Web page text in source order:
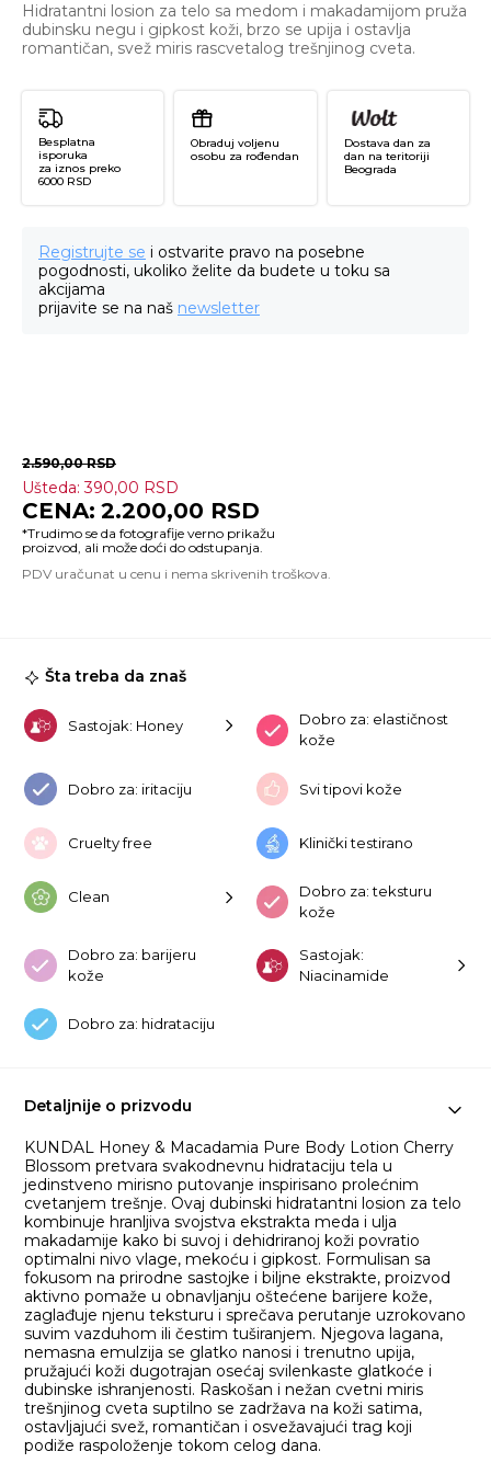
Hidratantni losion za telo sa medom i makadamijom pruža
dubinsku negu i gipkost koži, brzo se upija i ostavlja
romantičan, svež miris rascvetalog trešnjinog cveta.
Besplatna
isporuka
za iznos preko
6000 RSD
Obraduj voljenu
osobu za rođendan
Dostava dan za
dan na teritoriji
Beograda
Registrujte se i ostvarite pravo na posebne
pogodnosti, ukoliko želite da budete u toku sa
akcijama
prijavite se na naš newsletter
2.590,00RSD
Ušteda:390,00 RSD
2.200,00 RSD
Šta treba da znaš
Sastojak: Honey
Dobro za: elastičnost
kože
Dobro za: iritaciju Svi tipovi kože
Cruelty free Klinički testirano
Clean
Dobro za: teksturu
kože
Dobro za: barijeru
kože
Sastojak:
Niacinamide
Dobro za: hidrataciju
Detaljnije o prizvodu
KUNDAL Honey & Macadamia Pure Body Lotion Cherry
Blossom pretvara svakodnevnu hidrataciju tela u
jedinstveno mirisno putovanje inspirisano prolećnim
cvetanjem trešnje. Ovaj dubinski hidratantni losion za telo
kombinuje hranljiva svojstva ekstrakta meda i ulja
makadamije kako bi suvoj i dehidriranoj koži povratio
optimalni nivo vlage, mekoću i gipkost. Formulisan sa
fokusom na prirodne sastojke i biljne ekstrakte, proizvod
aktivno pomaže u obnavljanju oštećene barijere kože,
zaglađuje njenu teksturu i sprečava perutanje uzrokovano
suvim vazduhom ili čestim tuširanjem. Njegova lagana,
nemasna emulzija se glatko nanosi i trenutno upija,
pružajući koži dugotrajan osećaj svilenkaste glatkoće i
dubinske ishranjenosti. Raskošan i nežan cvetni miris
trešnjinog cveta suptilno se zadržava na koži satima,
ostavljajući svež, romantičan i osvežavajući trag koji
podiže raspoloženje tokom celog dana.